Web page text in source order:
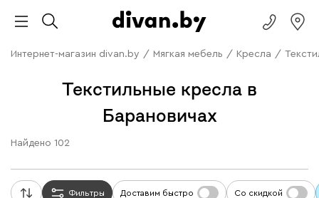
Интернет-магазин divan.by / Мягкая мебель / Кресла /
Текстильные кресла в
Барановичах
Найдено 102
Фильтры Доставим быстро Со скидкой